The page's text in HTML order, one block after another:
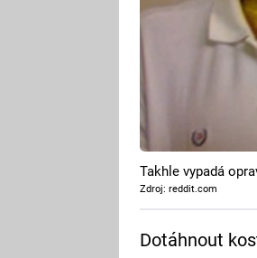
Takhle vypadá
Zdroj: reddit.com
Dotáhnout